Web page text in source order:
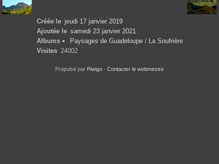
Créée le jeudi 17 janvier 2019
Ajoutée le samedi 23 janvier 2021
Albums
Paysages de Guadeloupe/ La Soufrière
Visites 24002
Propulsé par Piwigo - Contacter le webmestre